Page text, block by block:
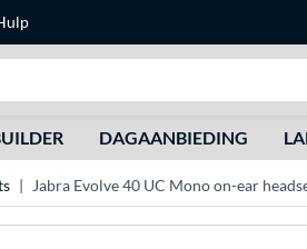
DAGAANBIEDING
Jabra Evolve 40 UC Mono on-ear